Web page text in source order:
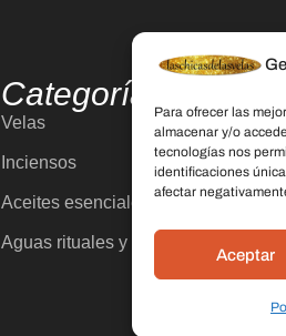
Para ofrecer las
almacenar y/o
tecnologías nos
identificaciones
afectar
Aceptar
Categorías
Velas
Inciensos
Aceites esenciales
Aguas rituales y colonias